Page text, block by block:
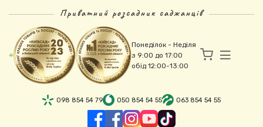
Приватний розсадник саджанців
Понеділок - Неділя
з 9:00 до 17:00
обід 12:00-13:00
098 854 54 79 050 854 54 55 063 854 54 55